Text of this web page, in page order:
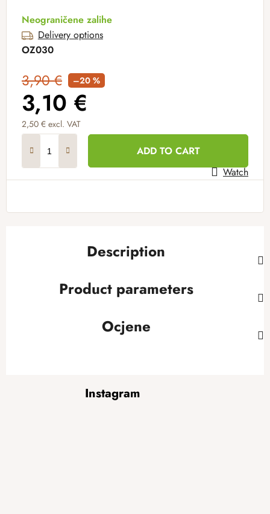
Neograničene zalihe
Delivery options
OZ030
3,90 € –20 %
3,10 €
2,50 € excl. VAT
ADD TO CART
Watch
Description
Product parameters
Ocjene
Instagram